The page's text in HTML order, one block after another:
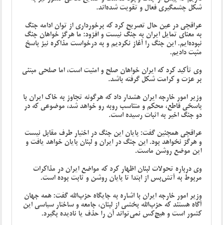
شکل چشمگیری فعال و تقویت شده‌اند.
عراقچی در عین حال تصریح کرد که برخورداری از توان ادامه جنگ
به معنای تمایل ایران به جنگ نیست و افزود: ما هرگز خواهان جنگ
نبوده‌ایم. این جنگ را آغاز نکردیم و به درخواست مذاکره نیز پاسخ
مثبت دادیم.
وی تأکید کرد که ایران خواهان صلح و امنیت است، اما صلحی مبتنی
بر عزت و کرامت شکل گرفته باشد.
وزیر امور خارجه ایران هشدار داد که هرگونه تجاوز به خاک ایران با
پاسخی قاطع، محکم و متناسب روبه رو خواهد شد، موضوعی که در
دو جنگ اخیر به اثبات رسیده است.
عراقچی همچنین گفت: پایان این جنگ در اختیار طرف مقابل نیست
و هرگز نخواهد بود. این جنگ در ایران و لبنان پایان خواهد یافت و
این موضع روشن ماست.
وی درباره تحولات لبنان اظهار کرد که مواضع ایران در مذاکرات
مربوط به آتش‌بس از ابتدا تا پایان روشن و ثابت بوده است.
وزیر امور خارجه ایران با اشاره به جایگاه حزب‌الله گفت: همه جهان
آگاه هستند که حزب‌الله بخشی از لبنان، جامعه و ساختار سیاسی این
کشور است و هیچ‌کس نمی‌تواند آن را حذف یا نادیده بگیرد.